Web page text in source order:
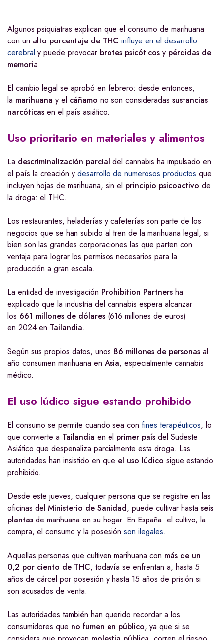
Algunos psiquiatras explican que el consumo de marihuana
con un alto porcentaje de THC influye en el desarrollo
cerebral y puede provocar brotes psicóticos y pérdidas de
memoria.
El cambio legal se aprobó en febrero: desde entonces,
la marihuana y el cáñamo no son consideradas sustancias
narcóticas en el país asiático.
Uso prioritario en materiales y alimentos
La descriminalización parcial del cannabis ha impulsado en
el país la creación y desarrollo de numerosos productos que
incluyen hojas de marihuana, sin el principio psicoactivo de
la droga: el THC.
Los restaurantes, heladerías y cafeterías son parte de los
negocios que se han subido al tren de la marihuana legal, si
bien son las grandes corporaciones las que parten con
ventaja para lograr los permisos necesarios para la
producción a gran escala.
La entidad de investigación Prohibition Partners ha
explicado que la industria del cannabis espera alcanzar
los 661 millones de dólares (616 millones de euros)
en 2024 en Tailandia.
Según sus propios datos, unos 86 millones de personas al
año consumen marihuana en Asia, especialmente cannabis
médico.
El uso lúdico sigue estando prohibido
El consumo se permite cuando sea con fines terapéuticos, lo
que convierte a Tailandia en el primer país del Sudeste
Asiático que despenaliza parcialmente esta droga. Las
autoridades han insistido en que el uso lúdico sigue estando
prohibido.
Desde este jueves, cualquier persona que se registre en las
oficinas del Ministerio de Sanidad, puede cultivar hasta seis
plantas de marihuana en su hogar. En España: el cultivo, la
compra, el consumo y la posesión son ilegales.
Aquellas personas que cultiven marihuana con más de un
0,2 por ciento de THC, todavía se enfrentan a, hasta 5
años de cárcel por posesión y hasta 15 años de prisión si
son acusados de venta.
Las autoridades también han querido recordar a los
consumidores que no fumen en público, ya que si se